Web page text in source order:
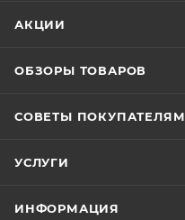
АКЦИИ
ОБЗОРЫ ТОВАРОВ
СОВЕТЫ ПОКУПАТЕЛЯМ
УСЛУГИ
ИНФОРМАЦИЯ